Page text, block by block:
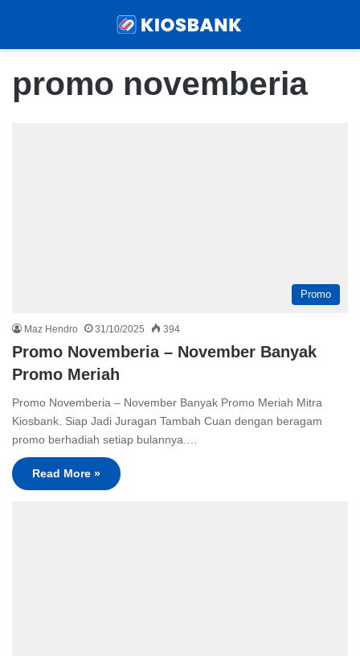
promo novemberia
Promo
Maz Hendro 31/10/2025 394
Promo Novemberia – November Banyak
Promo Meriah
Promo Novemberia – November Banyak Promo Meriah Mitra
Kiosbank. Siap Jadi Juragan Tambah Cuan dengan beragam
promo berhadiah setiap bulannya.…
Read More »